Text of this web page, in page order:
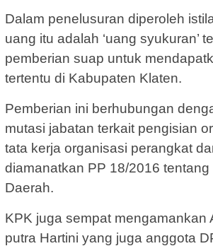
Dalam penelusuran diperoleh
uang itu adalah ‘uang syukuran’
pemberian suap untuk
tertentu di Kabupaten Klaten.
Pemberian ini berhubungan
mutasi jabatan terkait pengisian
tata kerja organisasi perangkat
diamanatkan PP 18/2016
Daerah.
KPK juga sempat mengamankan
putra Hartini yang juga anggota